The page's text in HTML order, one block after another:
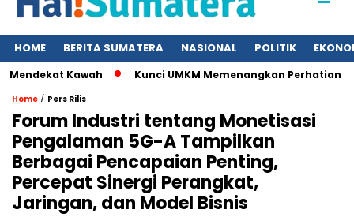
HOME BERITA SUMATERA NASIONAL POLITIK
Kawah Kunci UMKM Memenangkan Perhatian Media
Home / Pers Rilis
Forum Industri tentang Monetisasi
Pengalaman 5G-A Tampilkan
Berbagai Pencapaian Penting,
Percepat Sinergi Perangkat,
Jaringan, dan Model Bisnis